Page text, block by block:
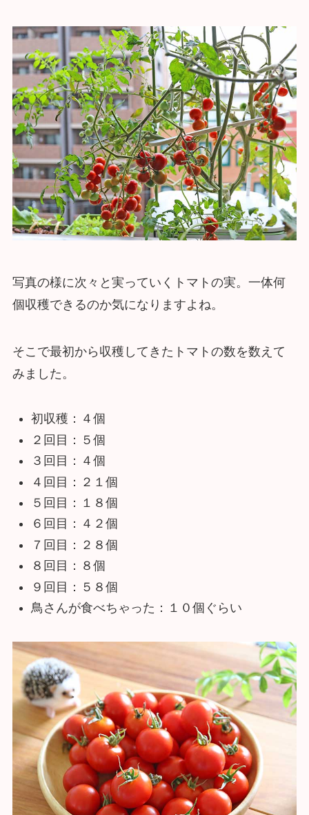
写真の様に次々と実っていくトマトの実。一体何
個収穫できるのか気になりますよね。
そこで最初から収穫してきたトマトの数を数えて
みました。
初収穫：４個
２回目：５個
３回目：４個
４回目：２１個
５回目：１８個
６回目：４２個
７回目：２８個
８回目：８個
９回目：５８個
鳥さんが食べちゃった：１０個ぐらい